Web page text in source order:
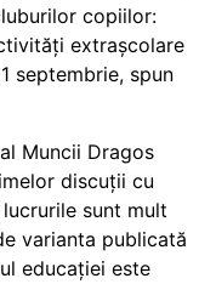
copiilor:
extrașcolare
septembrie, spun
Muncii Dragos
discuții cu
sunt mult
varianta publicată
educației este